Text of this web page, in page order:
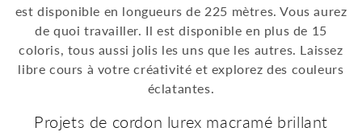
est disponible en longueurs de 225 mètres. Vous aurez
de quoi travailler. Il est disponible en plus de 15
coloris, tous aussi jolis les uns que les autres. Laissez
libre cours à votre créativité et explorez des couleurs
éclatantes.
Projets de cordon lurex macramé brillant